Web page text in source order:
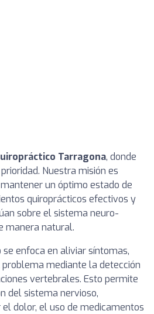
Tarragona, donde
Nuestra misión es
un óptimo estado de
quiroprácticos efectivos y
sobre el sistema neuro-
manera natural.
enfoca en aliviar síntomas,
mediante la detección
vertebrales. Esto permite
del sistema nervioso,
dolor, el uso de medicamentos